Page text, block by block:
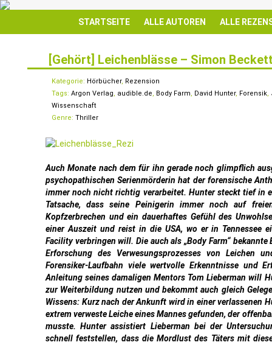
STARTSEITE ALLE AUTOREN ALLE
[Gehört] Leichenblässe – Simon
Kategorie: Hörbücher, Rezension
Tags: Argon Verlag, audible.de, Body Farm, David Hunter, Forensik,
Wissenschaft
Genre: Thriller
Auch Monate nach dem für ihn gerade noch glimpflich
psychopathischen Serienmörderin hat der forensische
immer noch nicht richtig verarbeitet. Hunter steckt tief in
Tatsache, dass seine Peinigerin immer noch auf
Kopfzerbrechen und ein dauerhaftes Gefühl des
einer Auszeit und reist in die USA, wo er in Tennessee
Facility verbringen will. Die auch als „Body Farm“
Erforschung des Verwesungsprozesses von Leichen
Forensiker-Laufbahn viele wertvolle Erkenntnisse und
Anleitung seines damaligen Mentors Tom Lieberman will
zur Weiterbildung nutzen und bekommt auch gleich
Wissens: Kurz nach der Ankunft wird in einer verlassenen
extrem verweste Leiche eines Mannes gefunden, der
musste. Hunter assistiert Lieberman bei der
schnell feststellen, dass die Mordlust des Täters mit